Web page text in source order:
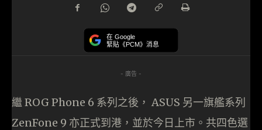
在 Google
緊貼《PCM》消息
- 廣告 -
繼 ROG Phone 6 系列之後， ASUS 另一旗艦系列
ZenFone 9 亦正式到港，並於今日上市。共四色選